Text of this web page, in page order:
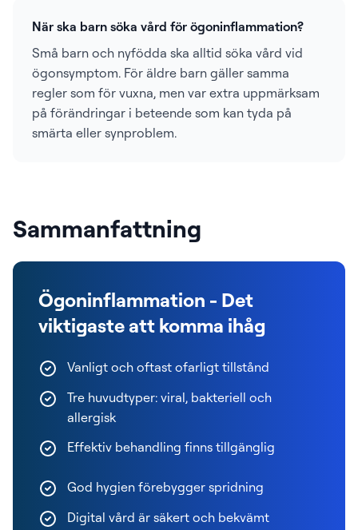
När ska barn söka vård för ögoninflammation?
Små barn och nyfödda ska alltid söka vård vid
ögonsymptom. För äldre barn gäller samma
regler som för vuxna, men var extra uppmärksam
på förändringar i beteende som kan tyda på
smärta eller synproblem.
Sammanfattning
Ögoninflammation - Det
viktigaste att komma ihåg
Vanligt och oftast ofarligt tillstånd
Tre huvudtyper: viral, bakteriell och
allergisk
Effektiv behandling finns tillgänglig
God hygien förebygger spridning
Digital vård är säkert och bekvämt